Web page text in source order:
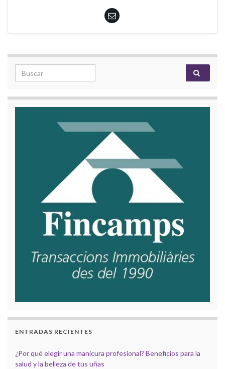
Search for:
ENTRADAS RECIENTES
¿Por qué elegir una manicura profesional? Beneficios para la
salud y la belleza de tus uñas